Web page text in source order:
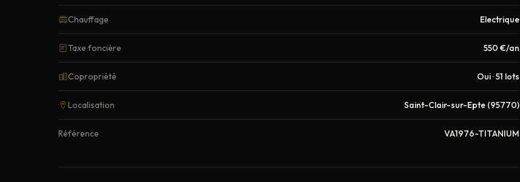
Chauffage Electrique
Taxe foncière 550 €/an
Copropriété Oui · 51 lots
Localisation Saint-Clair-sur-Epte (95770)
Référence VA1976-TITANIUM